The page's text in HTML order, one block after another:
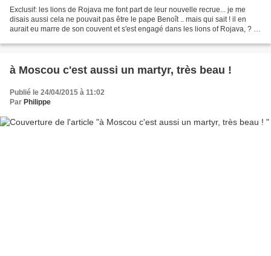
Exclusif: les lions de Rojava me font part de leur nouvelle recrue... je me
disais aussi cela ne pouvait pas être le pape Benoît .. mais qui sait ! il en
aurait eu marre de son couvent et s'est engagé dans les lions of Rojava, ? ..
à Moscou c'est aussi un martyr, très beau !
Publié le 24/04/2015 à 11:02
Par Philippe